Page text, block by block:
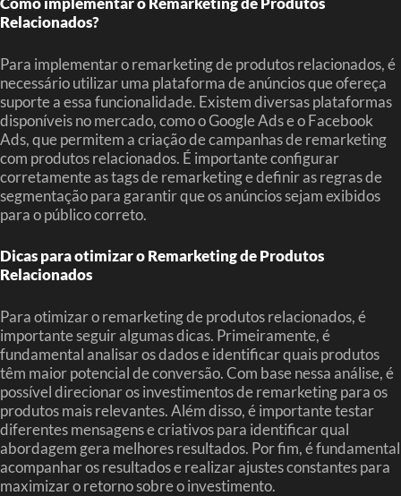
Relacionados?
Para implementar o remarketing de produtos relacionados, é
necessário utilizar uma plataforma de anúncios que ofereça
suporte a essa funcionalidade. Existem diversas plataformas
disponíveis no mercado, como o Google Ads e o Facebook
Ads, que permitem a criação de campanhas de remarketing
com produtos relacionados. É importante configurar
corretamente as tags de remarketing e definir as regras de
segmentação para garantir que os anúncios sejam exibidos
para o público correto.
Dicas para otimizar o Remarketing de Produtos
Relacionados
Para otimizar o remarketing de produtos relacionados, é
importante seguir algumas dicas. Primeiramente, é
fundamental analisar os dados e identificar quais produtos
têm maior potencial de conversão. Com base nessa análise, é
possível direcionar os investimentos de remarketing para os
produtos mais relevantes. Além disso, é importante testar
diferentes mensagens e criativos para identificar qual
abordagem gera melhores resultados. Por fim, é fundamental
acompanhar os resultados e realizar ajustes constantes para
maximizar o retorno sobre o investimento.